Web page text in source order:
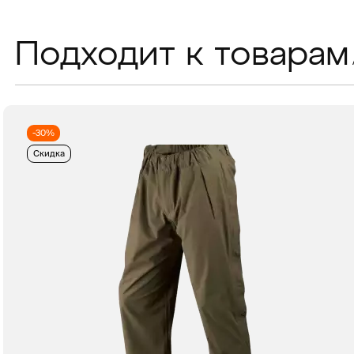
Подходит к товарам
-30%
Скидка